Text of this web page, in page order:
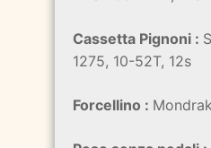
Cassetta Pignoni :
1275, 10-52T, 12s
Forcellino :